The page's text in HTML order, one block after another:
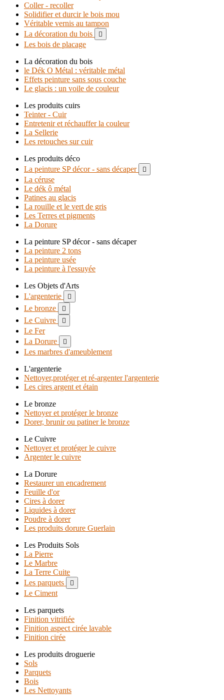
Coller - recoller
Solidifier et durcir le bois mou
Véritable vernis au tampon
La décoration du bois

Les bois de placage
La décoration du bois
le Dék O Métal : véritable métal
Effets peinture sans sous couche
Le glacis : un voile de couleur
Les produits cuirs
Teinter - Cuir
Entretenir et réchauffer la couleur
La Sellerie
Les retouches sur cuir
Les produits déco
La peinture SP décor - sans décaper

La céruse
Le dék ô métal
Patines au glacis
La rouille et le vert de gris
Les Terres et pigments
La Dorure
La peinture SP décor - sans décaper
La peinture 2 tons
La peinture usée
La peinture à l'essuyée
Les Objets d'Arts
L'argenterie

Le bronze 
Le Cuivre 
Le Fer
La Dorure

Les marbres d'ameublement
L'argenterie
Nettoyer,protéger et ré-argenter l'argenterie
Les cires argent et étain
Le bronze
Nettoyer et protéger le bronze
Dorer, brunir ou patiner le bronze
Le Cuivre
Nettoyer et protéger le cuivre
Argenter le cuivre
La Dorure
Restaurer un encadrement
Feuille d'or
Cires à dorer
Liquides à dorer
Poudre à dorer
Les produits dorure Guerlain
Les Produits Sols
La Pierre
Le Marbre
La Terre Cuite
Les parquets

Le Ciment
Les parquets
Finition vitrifiée
Finition aspect cirée lavable
Finition cirée
Les produits droguerie
Sols
Parquets
Bois
Les Nettoyants